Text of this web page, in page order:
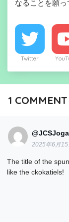
なることを願
Twitter
1 COMMENT
@JCSJoga
2025年6月15
The title of the
like the ckokatiels!